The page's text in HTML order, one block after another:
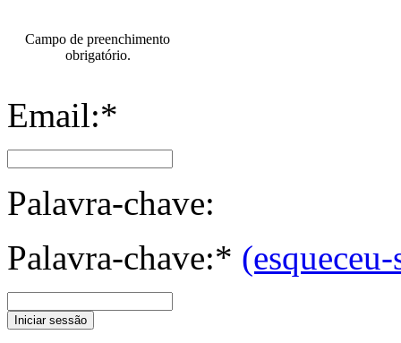
Campo de preenchimento
obrigatório.
Email:*
Palavra-chave:
Palavra-chave:* (esqueceu-
Iniciar sessão